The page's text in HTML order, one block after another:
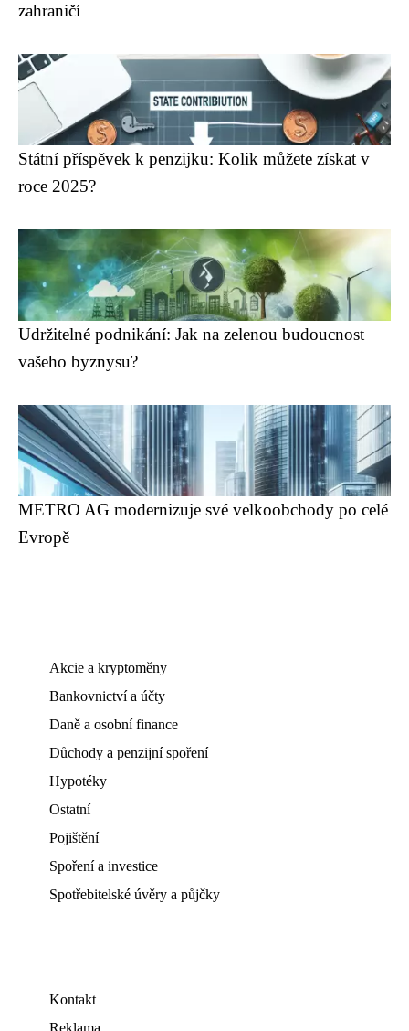
zahraničí
Státní příspěvek k penzijku: Kolik můžete získat v
roce 2025?
Udržitelné podnikání: Jak na zelenou budoucnost
vašeho byznysu?
METRO AG modernizuje své velkoobchody po celé
Evropě
Akcie a kryptoměny
Bankovnictví a účty
Daně a osobní finance
Důchody a penzijní spoření
Hypotéky
Ostatní
Pojištění
Spoření a investice
Spotřebitelské úvěry a půjčky
Kontakt
Reklama